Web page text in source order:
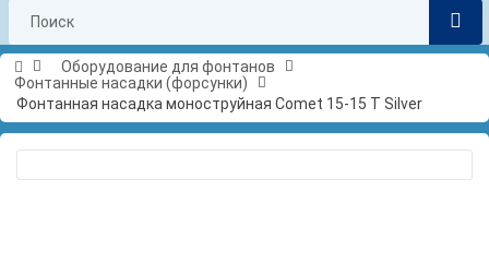
Оборудование для фонтанов
Фонтанные насадки (форсунки)
Фонтанная насадка моноструйная Comet 15-15 Т Silver